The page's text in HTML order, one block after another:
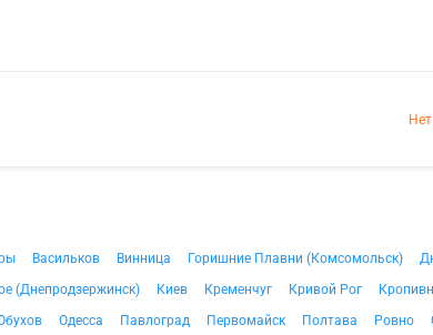
Васильков Винница Горишние Плавни (Комсомольск)
(Днепродзержинск) Киев Кременчуг Кривой Рог
Одесса Павлоград Первомайск Полтава Ровно